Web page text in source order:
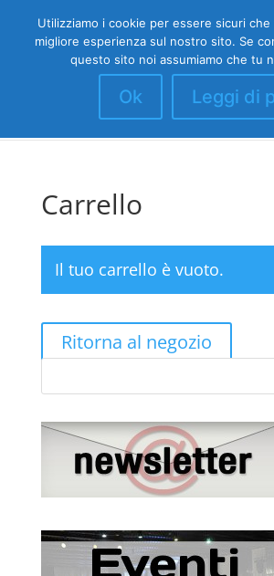
Seleziona una pagina
Carrello
Il tuo carrello è vuoto.
Ritorna al negozio
Utilizziamo i cookie per essere sicuri
migliore esperienza sul nostro sito. Se
questo sito noi assumiamo che tu
Ok Leggi di